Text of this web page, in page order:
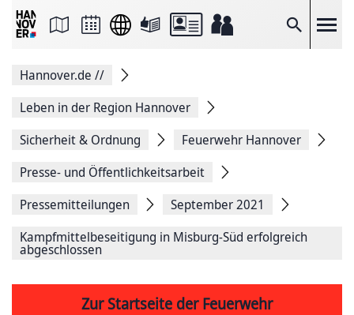
Suche
Seite
Facebook
teilen
Seitenlink
Seite
Hannover.de //
Leben in der Region Hannover
Sicherheit & Ordnung
Feuerwehr Hannover
Presse- und Öffentlichkeitsarbeit
Pressemitteilungen
September 2021
Kampfmittelbeseitigung in Misburg-Süd erfolgreich
abgeschlossen
Zur Startseite der Feuerwehr